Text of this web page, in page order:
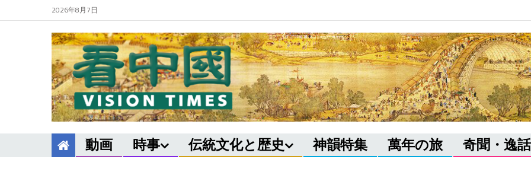
2026年8月7日
動画 時事 伝統文化と歴史 神韻特集 萬年の旅 奇聞・逸話